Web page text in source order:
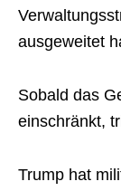
ausgeweitet
Sobald das
einschränkt,
Trump hat